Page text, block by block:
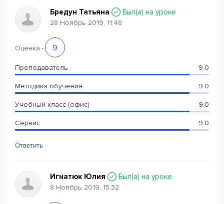
Бредун Татьяна Был(a) на уроке
28 Ноябрь 2019, 11:48
Оценка - 9
Преподаватель 9.0
Методика обучения 9.0
Учебный класс (офис) 9.0
Сервис 9.0
Ответить
Игнатюк Юлия Был(a) на уроке
8 Ноябрь 2019, 15:32